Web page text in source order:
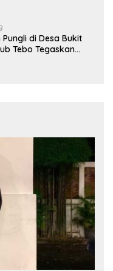
di Desa Bukit
Tebo Tegaskan